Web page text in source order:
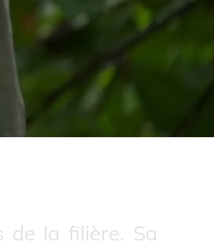
de la filière. Sa